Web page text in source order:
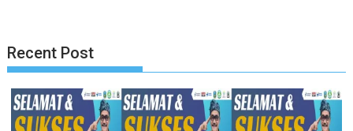
Recent Post